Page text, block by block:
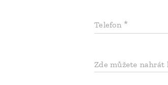
Telefon
Zde můžete nahrát